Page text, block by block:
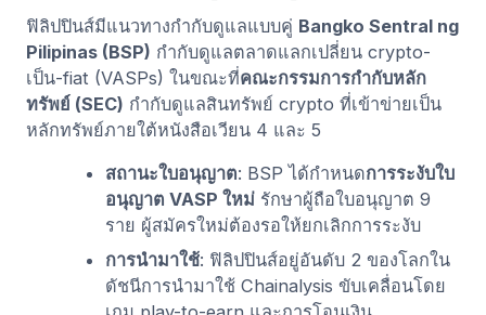
ฟิลิปปินส์มีแนวทางกำกับดูแลแบบคู่ Bangko Sentral ng
Pilipinas (BSP) กำกับดูแลตลาดแลกเปลี่ยน crypto-
เป็น-fiat (VASPs) ในขณะที่คณะกรรมการกำกับหลัก
ทรัพย์ (SEC) กำกับดูแลสินทรัพย์ crypto ที่เข้าข่ายเป็น
หลักทรัพย์ภายใต้หนังสือเวียน 4 และ 5
สถานะใบอนุญาต: BSP ได้กำหนดการระงับใบ
อนุญาต VASP ใหม่รักษาผู้ถือใบอนุญาต 9
ราย ผู้สมัครใหม่ต้องรอให้ยกเลิกการระงับ
การนำมาใช้: ฟิลิปปินส์อยู่อันดับ 2 ของโลกใน
ดัชนีการนำมาใช้ Chainalysis ขับเคลื่อนโดย